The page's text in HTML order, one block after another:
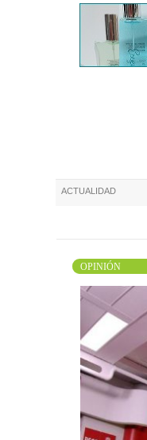
ACTUALIDAD
OPINIÓN